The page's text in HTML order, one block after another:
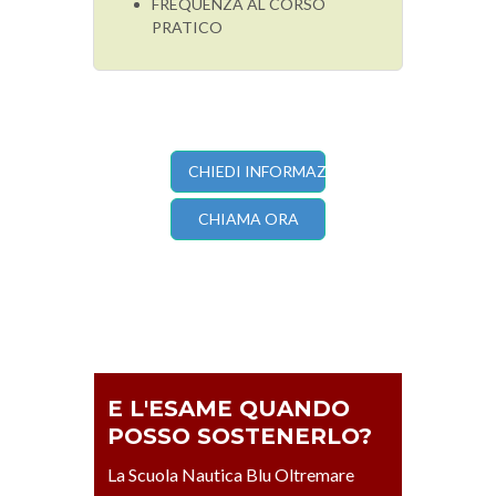
PRATICO
CHIEDI INFORMAZIONI
CHIAMA ORA
E L'ESAME QUANDO
POSSO SOSTENERLO?
La Scuola Nautica Blu Oltremare